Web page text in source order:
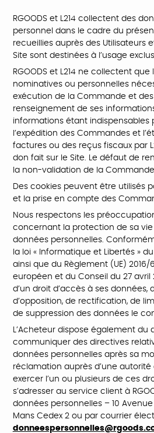
RGOODS et L214 collectent des
personnel dans le cadre du
recueillies auprès des Utilisateurs
Site sont destinées à l’usage
RGOODS et L214 ne collectent
nominatives ou personnelles
exécution de la Commande et des
renseignement de ses
informations étant indispensables
l’expédition des Commandes et
factures ou des reçus fiscaux par
don fait sur le Site. Le défaut de
la non-validation de la
Des cookies peuvent être utilisés
et la prise en compte des
Nous respectons les
concernant la protection de sa vie
données personnelles.
la loi « Informatique et Libertés »
ainsi que du Règlement (UE) 2016/
européen et du Conseil du 27 avril
d’un droit d’accès à ses données,
d’opposition, de rectification, de
de suppression des données le
L’Acheteur dispose également du
communiquer des directives
données personnelles après sa
réclamation auprès d’une
exercer l’un ou plusieurs de ces
s’adresser au service client à
données personnelles – 10 Avenue
Mans Cedex 2 ou par courrier